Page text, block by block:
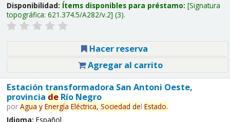
Disponibilidad: Ítems disponibles para préstamo: Signatura
topográfica: 621.374.5/A282/v.2 (3).
Hacer reserva
Agregar al carrito
Estación transformadora San Antoni Oeste,
provincia deRío Negro
por Agua y Energía Eléctrica, Sociedad del Estado.
Idioma: Español